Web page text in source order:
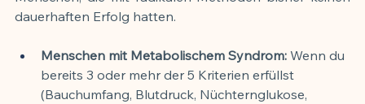
dauerhaften Erfolg hatten.
Menschen mit Metabolischem Syndrom: Wenn du
bereits 3 oder mehr der 5 Kriterien erfüllst
(Bauchumfang, Blutdruck, Nüchternglukose,